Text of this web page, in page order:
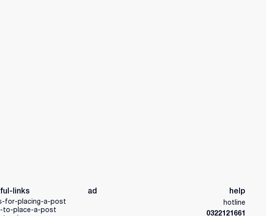
links
for-placing-a-post
to-place-a-post
ad help
hotline
0322121661